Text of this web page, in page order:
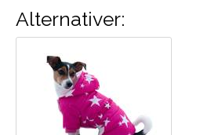
Alternativer: